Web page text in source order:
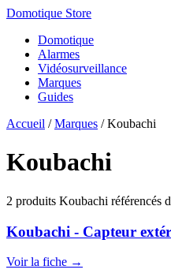
Domotique Store
Domotique
Alarmes
Vidéosurveillance
Marques
Guides
Accueil /Marques /Koubachi
Koubachi
2 produits Koubachi référencés
Koubachi - Capteur
Voir la fiche →